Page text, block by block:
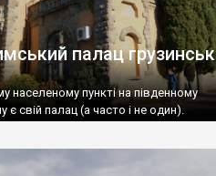
палац
населеному пункті на південному
є свій палац (а часто і не один).